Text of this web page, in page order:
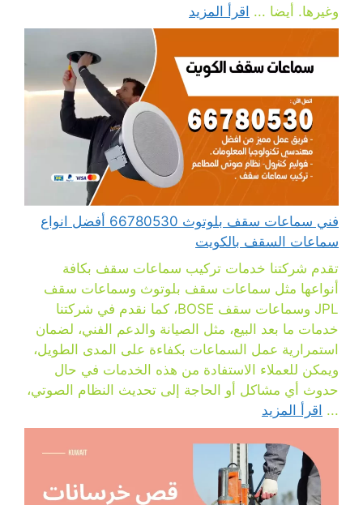
وغيرها. أيضا ... اقرأ المزيد
فني سماعات سقف بلوتوث 66780530 أفضل انواع
سماعات السقف بالكويت
تقدم شركتنا خدمات تركيب سماعات سقف بكافة
أنواعها مثل سماعات سقف بلوتوث وسماعات سقف
JPL وسماعات سقف BOSE، كما نقدم في شركتنا
خدمات ما بعد البيع، مثل الصيانة والدعم الفني، لضمان
استمرارية عمل السماعات بكفاءة على المدى الطويل،
ويمكن للعملاء الاستفادة من هذه الخدمات في حال
حدوث أي مشاكل أو الحاجة إلى تحديث النظام الصوتي،
... اقرأ المزيد